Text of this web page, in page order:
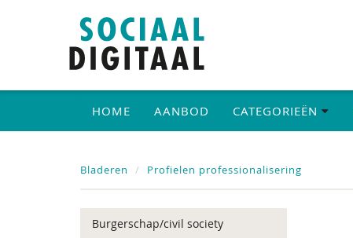
HOME AANBOD CATEGORIEËN
Bladeren Profielen professionalisering
Burgerschap/civil society